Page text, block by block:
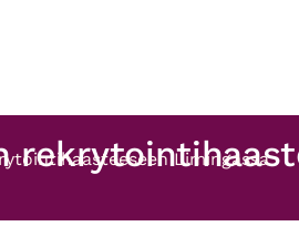
Limingassa